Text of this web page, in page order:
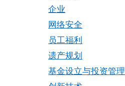
企业
网络安全
员工福利
遗产规划
基金设立与投资管理